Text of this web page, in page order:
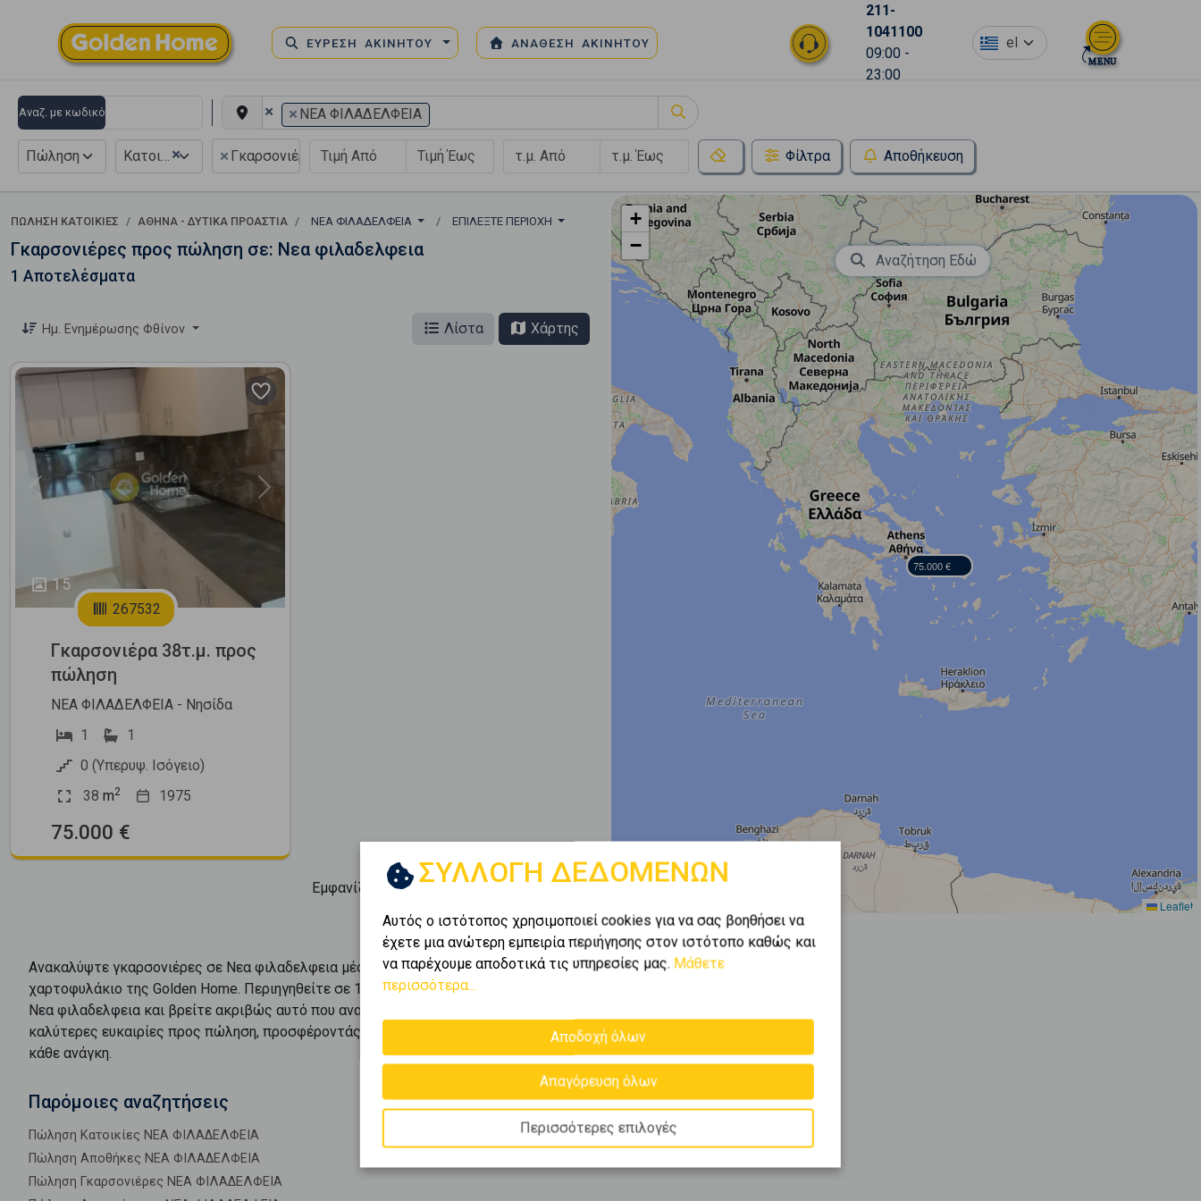
ΕΥΡΕΣΗ ΑΚΙΝΗΤΟΥ ΑΝΑΘΕΣΗ ΑΚΙΝΗΤΟΥ
211-
1041100
09:00 -
23:00
el
Αναζ. με κωδικό × × ΝΕΑ ΦΙΛΑΔΕΛΦΕΙΑ
Πώληση ×
Κατοικία × Γκαρσονιέρα Φίλτρα Αποθήκευση
ΠΏΛΗΣΗ ΚΑΤΟΙΚΊΕΣ ΑΘΗΝΑ - ΔΥΤΙΚΑ ΠΡΟΑΣΤΙΑ ΝΕΑ ΦΙΛΑΔΕΛΦΕΙΑ ΕΠΙΛΈΞΤΕ ΠΕΡΙΟΧΉ
Γκαρσονιέρες προς πώληση σε: Νεα φιλαδελφεια
1 Αποτελέσματα
Ημ. Ενημέρωσης Φθίνον Λίστα Χάρτης
15
Previous Next
267532
Γκαρσονιέρα 38τ.μ. προς
πώληση
ΝΕΑ ΦΙΛΑΔΕΛΦΕΙΑ - Νησίδα
1
1
0 (Υπερυψ. Ισόγειο)
38 m2 1975
75.000 €
Εμφανίζονται1-1από 1.
Ανακαλύψτε γκαρσονιέρες σε Νεα φιλαδελφεια μέσα από το πλούσιο
χαρτοφυλάκιο της Golden Home. Περιηγηθείτε σε 1 αγγελίες γιαγκαρσονιέρες
Νεα φιλαδελφεια και βρείτε ακριβώς αυτό που αναζητάτε. Συγκεντρώνουμε τις
καλύτερες ευκαιρίες προς πώληση, προσφέροντάς σας επιλογές που καλύπτουν
κάθε ανάγκη.
Παρόμοιες αναζητήσεις
Πώληση Κατοικίες ΝΕΑ ΦΙΛΑΔΕΛΦΕΙΑ
Πώληση Αποθήκες ΝΕΑ ΦΙΛΑΔΕΛΦΕΙΑ
Πώληση Γκαρσονιέρες ΝΕΑ ΦΙΛΑΔΕΛΦΕΙΑ
75.000 €
+
−
Leaflet
Αναζήτηση Εδώ
ΣΥΛΛΟΓΗ ΔΕΔΟΜΕΝΩΝ
Αυτός ο ιστότοπος χρησιμοποιεί cookies για να σας βοηθήσει να
έχετε μια ανώτερη εμπειρία περιήγησης στον ιστότοπο καθώς και
να παρέχουμε αποδοτικά τις υπηρεσίες μας. Μάθετε
περισσότερα...
Αποδοχή όλων
Απαγόρευση όλων
Περισσότερες επιλογές